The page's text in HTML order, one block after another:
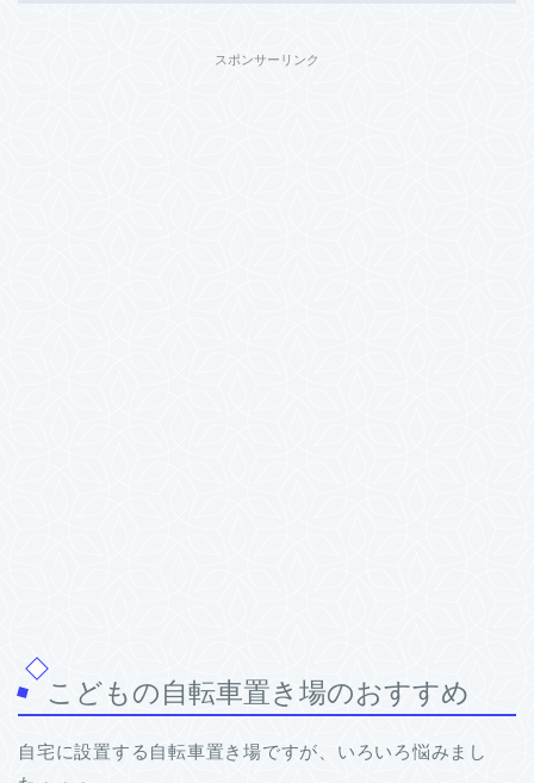
スポンサーリンク
こどもの自転車置き場のおすすめ
自宅に設置する自転車置き場ですが、いろいろ悩みまし